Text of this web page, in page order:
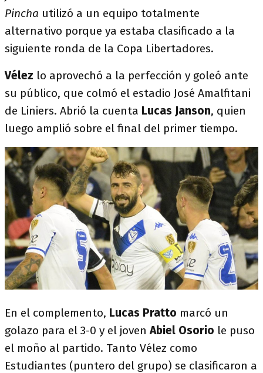
Pincha utilizó a un equipo totalmente
alternativo porque ya estaba clasificado a la
siguiente ronda de la Copa Libertadores.
Vélez lo aprovechó a la perfección y goleó ante
su público, que colmó el estadio José Amalfitani
de Liniers. Abrió la cuenta Lucas Janson, quien
luego amplió sobre el final del primer tiempo.
En el complemento, Lucas Pratto marcó un
golazo para el 3-0 y el jovenAbiel Osorio le puso
el moño al partido. Tanto Vélez como
Estudiantes (puntero del grupo) se clasificaron a